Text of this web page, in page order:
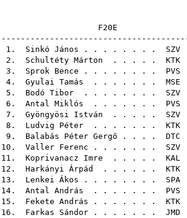
1. Sinkó János . . . . . . . . SZV
2. Schultéty Márton . . . . . KTK
3. Sprok Bence . . . . . . . . PVS
4. Gyulai Tamás . . . . . . . MSE
5. Bodó Tibor . . . . . . . . SZV
6. Antal Miklós . . . . . . . PVS
7. Gyöngyösi István . . . . . SZV
8. Ludvig Péter . . . . . . . KTK
9. Balabás Péter Gergő . . . . DTC
10. Valler Ferenc . . . . . . . SZV
11. Koprivanacz Imre . . . . . KAL
12. Harkányi Árpád . . . . . . KTK
13. Lenkei Ákos . . . . . . . . SPA
14. Antal András . . . . . . . PVS
15. Fekete András . . . . . . . KTK
16. Farkas Sándor . . . . . . . JMD